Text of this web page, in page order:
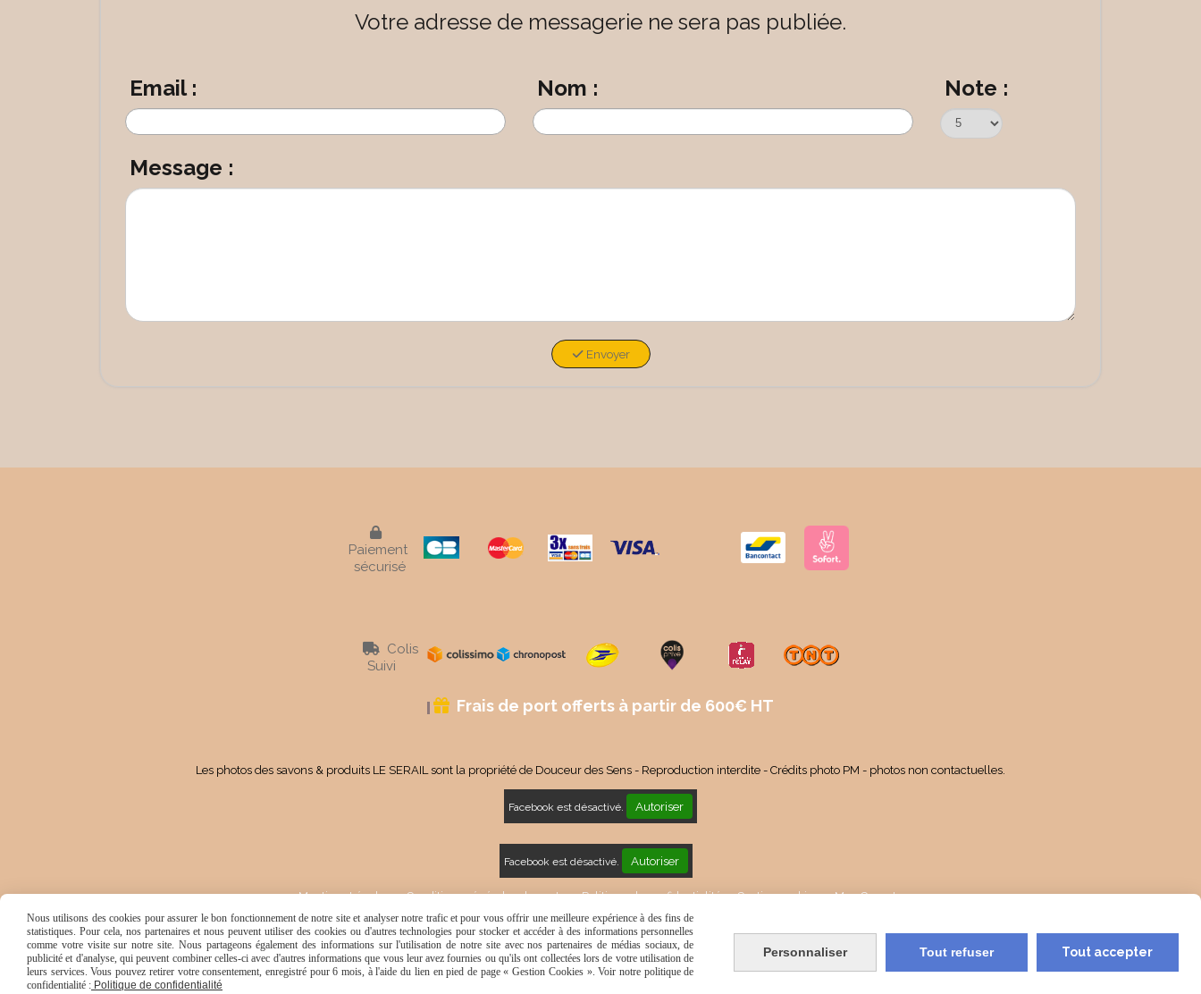
Votre adresse de messagerie ne sera pas publiée.
Email : Nom : Note :
Message :
Envoyer

Paiement
sécurisé

Colis
Suivi
 Frais de port offerts à partir de 600€ HT
Les photos des savons & produits LE SERAIL sont la propriété de Douceur des Sens - Reproduction interdite - Crédits photo PM - photos non contactuelles.
Facebook est désactivé. Autoriser
Facebook est désactivé. Autoriser
Mentions Légales Conditions générales de vente Politique de confidentialité Gestion cookies Mon Compte
Nous utilisons des cookies pour assurer le bon fonctionnement de notre site et analyser notre trafic et pour vous offrir une meilleure expérience à des fins de
statistiques. Pour cela, nos partenaires et nous peuvent utiliser des cookies ou d'autres technologies pour stocker et accéder à des informations personnelles
comme votre visite sur notre site. Nous partageons également des informations sur l'utilisation de notre site avec nos partenaires de médias sociaux, de
publicité et d'analyse, qui peuvent combiner celles-ci avec d'autres informations que vous leur avez fournies ou qu'ils ont collectées lors de votre utilisation de
leurs services. Vous pouvez retirer votre consentement, enregistré pour 6 mois, à l'aide du lien en pied de page « Gestion Cookies ». Voir notre politique de
confidentialité : Politique de confidentialité
Personnaliser Tout refuser Tout accepter